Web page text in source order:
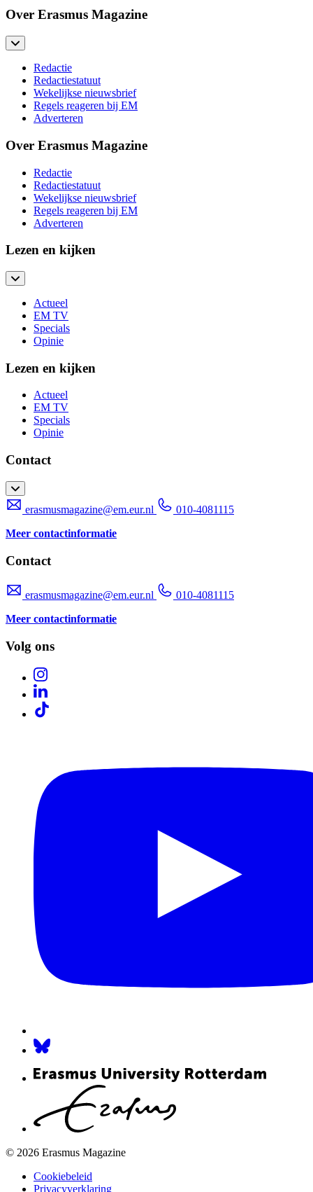
Over Erasmus Magazine
Redactie
Redactiestatuut
Wekelijkse nieuwsbrief
Regels reageren bij EM
Adverteren
Over Erasmus Magazine
Redactie
Redactiestatuut
Wekelijkse nieuwsbrief
Regels reageren bij EM
Adverteren
Lezen en kijken
Actueel
EM TV
Specials
Opinie
Lezen en kijken
Actueel
EM TV
Specials
Opinie
Contact
erasmusmagazine@em.eur.nl
010-4081115
Meer contactinformatie
Contact
erasmusmagazine@em.eur.nl
010-4081115
Meer contactinformatie
Volg ons
© 2026 Erasmus Magazine
Cookiebeleid
Privacyverklaring